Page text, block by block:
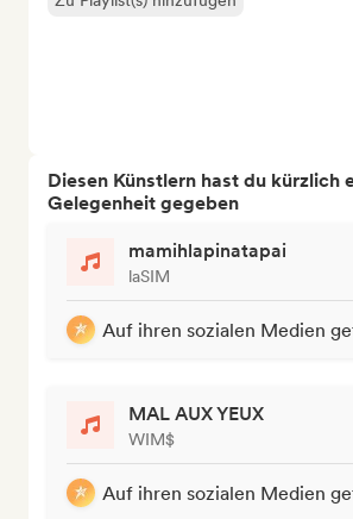
Diesen Künstlern hast du kürzlich
Gelegenheit gegeben
mamihlapinatapai
laSIM
Auf ihren sozialen Medien
MAL AUX YEUX
WIM$
Auf ihren sozialen Medien